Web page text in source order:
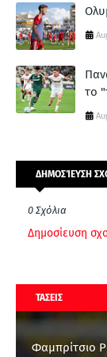
το
ΔΗΜΟΣΊΕΥΣΗ
0 Σχόλια
Δημοσίευση
ΤΑΣΕΙΣ
Φαμπρίτσιο